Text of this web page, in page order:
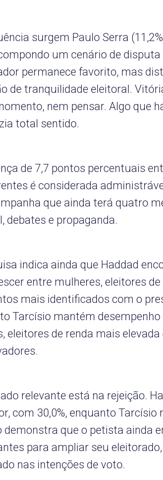
surgem Paulo Serra
um cenário de
permanece favorito, mas
de tranquilidade eleitoral.
nem pensar. Algo que
total sentido.
de 7,7 pontos percentuais
é considerada
que ainda terá quatro
debates e propaganda.
indica ainda que Haddad
entre mulheres, eleitores
mais identificados com o
Tarcísio mantém
eleitores de renda mais
relevante está na rejeição.
com 30,0%, enquanto Tarcísio
demonstra que o petista ainda
para ampliar seu
nas intenções de voto.